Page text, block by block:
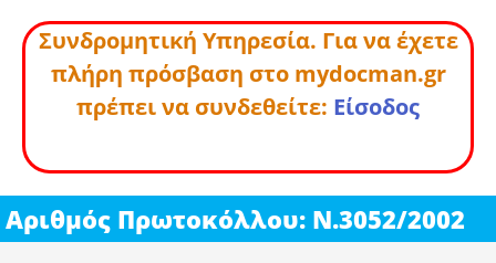
Συνδρομητική Υπηρεσία. Για να έχετε
πλήρη πρόσβαση στο mydocman.gr
πρέπει να συνδεθείτε: Είσοδος
Αριθμός Πρωτοκόλλου: Ν.3052/2002